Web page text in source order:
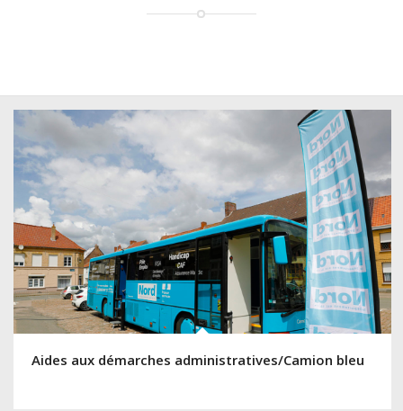
Aides aux démarches administratives/Camion bleu